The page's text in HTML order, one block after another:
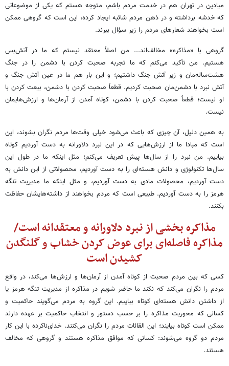
میادین در تهران هم در خدمت مردم باشم، متوجه هستم که یکی از موضوعاتی
که خدشه برداشته و در ذهن مردم شائبه ایجاد کرده، این است که گروهی ممکن
است بخواهند شعارهای مردم را زیر سؤال ببرند.
گروهی با «مذاکره» مخالف‌اند... من اصلاً معتقد نیستم که ما در آتش‌بس
هستیم. من تأکید می‌کنم که ما تجربه صحبت کردن با دشمن را در جنگ
هشت‌ساله‌مان و زیر آتش جنگ داشتیم؛ و این بار هم ما در عین آتش جنگ و
آتش نبرد با دشمن‌مان صحبت کردیم. قطعاً صحبت کردن با دشمن، بیعت کردن با
او نیست؛ قطعاً صحبت کردن با دشمن، کوتاه آمدن از آرمان‌ها و ارزش‌هایمان
نیست.
به همین دلیل، آن چیزی که باعث می‌شود خیلی وقت‌ها مردم نگران بشوند، این
است که مبادا ما از ارزش‌هایی که در این نبرد دلاورانه به دست آوردیم کوتاه
بیاییم. من نبرد را از سال‌ها پیش تعریف می‌کنم؛ مثل اینکه ما در طول این
سال‌ها تکنولوژی و دانش هسته‌ای را به دست آوردیم، محصولاتی از این دانش به
دست آوردیم، محصولات مادی به دست آوردیم، و مثل اینکه ما مدیریت تنگه
هرمز را به دست آوردیم. طبیعی است که مردم بخواهند از داشته‌هایشان حفاظت
بکنند.
مذاکره بخشی از نبرد دلاورانه و معتقدانه است/
مذاکره فاصله‌ای برای عوض کردن خشاب و گلنگدن
کشیدن است
کسی که بین مردم صحبت از کوتاه آمدن از آرمان‌ها و ارزش‌ها می‌کند، در واقع
مردم را نگران می‌کند که نکند ما حاضر شویم در مذاکره‌ از مدیریت تنگه هرمز یا
از داشتن دانش هسته‌ای کوتاه بیاییم. این گروه به مردم می‌گویند حاکمیت و
کسانی که محوریت مذاکره را بر حسب دستور و انتخاب حاکمیت بر عهده دارند
ممکن است کوتاه بیایند؛ این القائات مردم را نگران می‌کنند. خدای‌ناکرده با این کار
مردم دو گروه می‌شوند: کسانی که موافق مذاکره هستند و گروهی که مخالف
هستند.